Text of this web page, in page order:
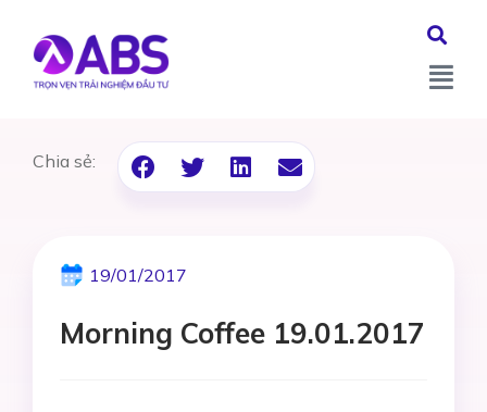
Chia sẻ:
19/01/2017
Morning Coffee 19.01.2017